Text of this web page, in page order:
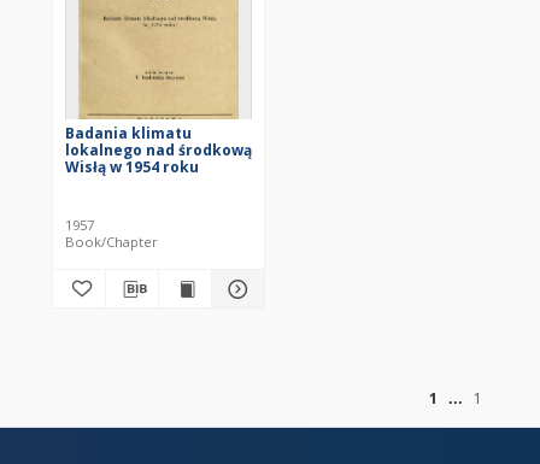
Badania klimatu
lokalnego nad środkową
Wisłą w 1954 roku
1957
Book/Chapter
1
1